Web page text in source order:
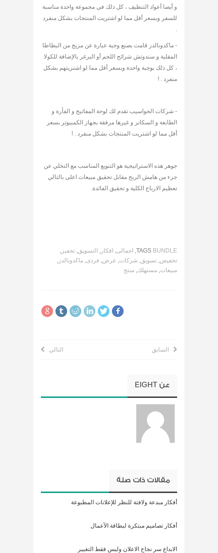
و أيضا أعواد التنظيف ، كل ذلك في مجموعة واحدة مناسبة
للسفر وبسعر أقل مما لو اشتريت المنتجات بشكل منفرد
.
- ماكدونالدز قامت بصنع وجبة عبارة عن مزيج من البطاطا
المقلية و سندوتش شرائح اللحم أو البرغر بالإضافة للكولا
، كل ذلك بوجبة واحدة وبسعر أقل مما لو اشتريتهم بشكل
منفرد . !
- شركات الحواسيب تقدم لك لوحة المفاتيح و الفأرة و
الطابعة و السكانر و غيرها مرفقة بجهاز الكمبيوتر بسعر
أقل مما لو اشتريت المنتجات بشكل منفرد . !
جوهر هذه الاستراتيجية هو التنويع المناسب مع التخلي عن
جزء من هامش الربح مقابل تحقيق مبيعات اعلى بالتالي
تعظيم الارباح الكلية و تحقيق الفائدة.
TAGS BUNDLE
, اجمالى, افكار , التسويق, تحفيز ,
تخفيض, تسويق, شركات, عرض, فردى, ماكدونالدز ,
مبيعات, مستهلك, منتج
السابق التالي
عن EIGHT
مقالات ذات صلة
أفكار مبدعة ولافتة للنظر للإعلانات المطبوعة
أفكار تصاميم مبتكرة لبطاقة الأعمال
الابداع سر نجاح الاعلان وليس فقط التغيير